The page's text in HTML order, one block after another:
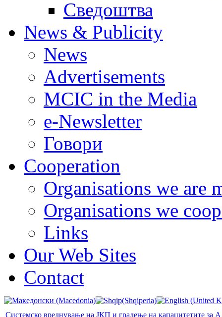
Сведоштва
News & Publicity
News
Advertisements
MCIC in the Media
e-Newsletter
Говори
Cooperation
Organisations we are
Organisations we
Links
Our Web Sites
Contact
Системско вреднување на ЈКП и градење на капацитетите